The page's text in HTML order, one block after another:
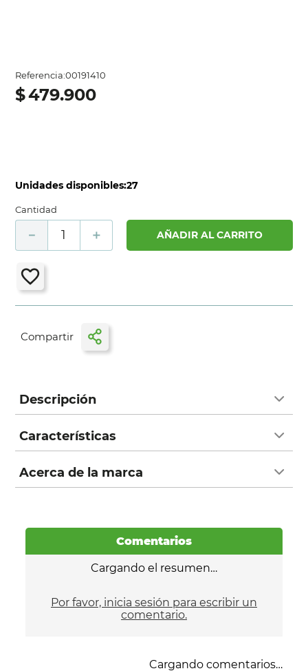
Referencia:00191410
$479.900
Unidades disponibles:27
Cantidad
＋
－ AÑADIR AL CARRITO
Descripción
Características
Acerca de la marca
Comentarios
Cargando el resumen…
Por favor, inicia sesión para escribir un
comentario.
Cargando comentarios…